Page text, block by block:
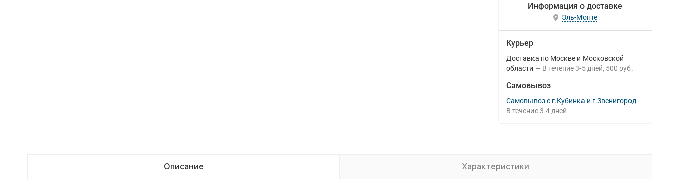
Информация о доставке
Эль-Монте
Курьер
Доставка по Москве и Московской
области
В течение 3-5 дней 500 руб.
Самовывоз
Самовывоз с г.Кубинка и г.Звенигород
В течение 3-4 дней
Описание Характеристики